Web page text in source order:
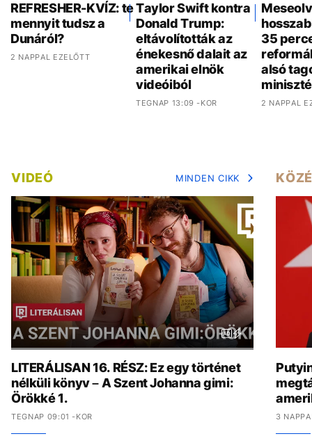
REFRESHER-KVÍZ: te
mennyit tudsz a
Dunáról?
2 NAPPAL EZELŐTT
Taylor Swift kontra
Donald Trump:
eltávolították az
énekesnő dalait az
amerikai elnök
videóiból
TEGNAP 13:09 -KOR
35
alsó
2 NAPPAL
VIDEÓ MINDEN CIKK
LITERÁLISAN 16. RÉSZ: Ez egy történet
nélküli könyv – A Szent Johanna gimi:
Örökké 1.
TEGNAP 09:01 -KOR 3